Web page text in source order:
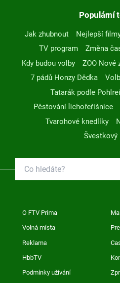
Populární
Jak zhubnout Nejlepší
TV program
Změna
Kdy budou volby
ZOO Nové
7 pádů Honzy Dědka
Tatarák podle
Pěstování lichořeřišnice
Tvarohové knedlíky
Švestkový
O FTV Prima
Volná místa
Reklama
HbbTV
Podmínky užívání